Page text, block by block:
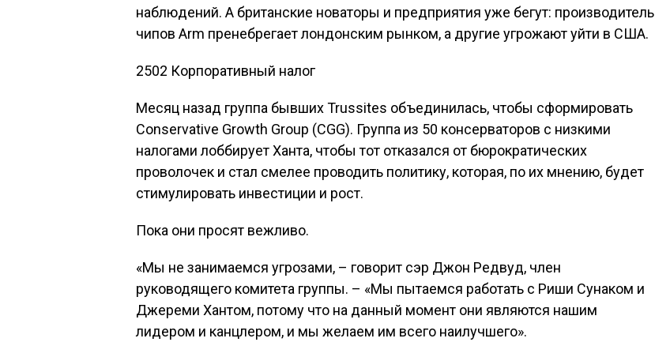
наблюдений. А британские новаторы и предприятия уже бегут: производитель
чипов Arm пренебрегает лондонским рынком, а другие угрожают уйти в США.
2502 Корпоративный налог
Месяц назад группа бывших Trussites объединилась, чтобы сформировать
Conservative Growth Group (CGG). Группа из 50 консерваторов с низкими
налогами лоббирует Ханта, чтобы тот отказался от бюрократических
проволочек и стал смелее проводить политику, которая, по их мнению, будет
стимулировать инвестиции и рост.
Пока они просят вежливо.
«Мы не занимаемся угрозами, – говорит сэр Джон Редвуд, член
руководящего комитета группы. – «Мы пытаемся работать с Риши Сунаком и
Джереми Хантом, потому что на данный момент они являются нашим
лидером и канцлером, и мы желаем им всего наилучшего».